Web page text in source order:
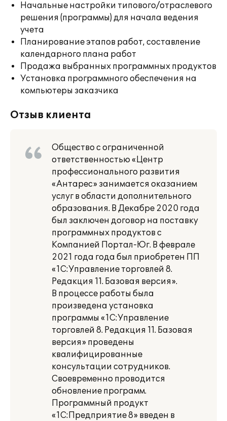
Начальные настройки типового/отраслевого
решения (программы) для начала ведения
учета
Планирование этапов работ, составление
календарного плана работ
Продажа выбранных программных продуктов
Установка программного обеспечения на
компьютеры заказчика
Отзыв клиента
Общество с ограниченной
ответственностью «Центр
профессионального развития
«Антарес» занимается оказанием
услуг в области дополнительного
образования. В Декабре 2020 года
был заключен договор на поставку
программных продуктов с
Компанией Портал-Юг. В феврале
2021 года года был приобретен ПП
«1C:Управление торговлей 8.
Редакция 11. Базовая версия».
В процессе работы была
произведена установка
программы «1C:Управление
торговлей 8. Редакция 11. Базовая
версия» проведены
квалифицированные
консультации сотрудников.
Своевременно проводится
обновление программ.
Программный продукт
«1С:Предприятие 8» введен в